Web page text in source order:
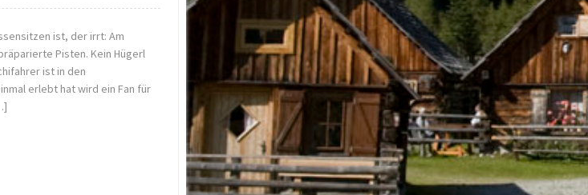
ist, der irrt: Am
Pisten. Kein Hügerl
ist in den
erlebt hat wird ein Fan für